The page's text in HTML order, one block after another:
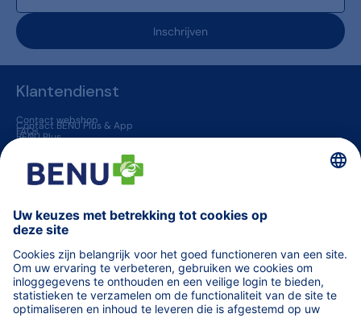
Inschrijven
Klantendienst
Contact webshop
Contact BENU Plus & App
FAQs
BENU Plus
BENU App
BENU apotheken
Overige informatie
Blogs
Helena
TARIEVEN terugbetaalde zorg
Vind een apotheek (van wacht)
Orde der Apothekers
Code van farmaceutische plichtenleer
fagg
MINT - Zorgprofessionals
Medisch materiaal voor professionals
WeCarePro - Infosite voor zorgprofessionals
Algemene voorwaarden